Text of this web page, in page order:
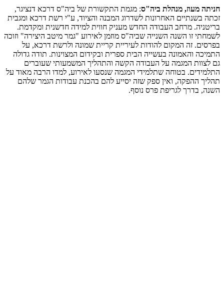
חניתה מעוז, מנהלת ביה"ס: מגמת התקשורת של ביה"ס דרכא דנציגר,
זכתה בשנתיים האחרונות לשדרוג המבנה והציוד, ע"י רשת דרכא ומגבית
בריטניה. מרחב העבודה החדש מעניק חווית למידה חדשנית ומקדמת.
לשמחתי זו השנה השנייה שביה"ס מוזמן לאירוע "גמר מיטב היצירה" וזוכה
בפרסים. זה המקום להודות לעיריית קריית שמונה ולרשת דרכא, על
התמיכה והאמונה בעשייה הבית ספרית ובקידום המצוינות. תודה גדולה
גם לצוות המגמה על העבודה הקשה והתהליך המשמעותי שעוברים
התלמידים. בטוחה שתלמידי המגמה שנסעו לאירוע, למדו הרבה מאוד על
תהליך ההפקה, ואין ספק שזה יסייע להם בהכנת עבודות הגמר שלהם
השנה, בדרך לגריפת פרס נוסף.